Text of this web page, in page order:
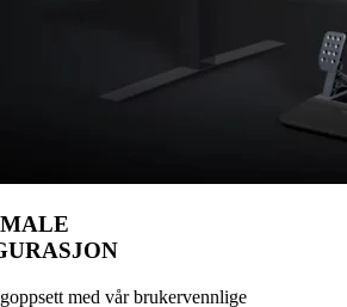
med vår brukervennlige